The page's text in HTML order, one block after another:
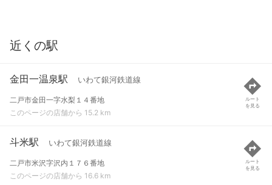
近くの駅
金田一温泉駅 いわて銀河鉄道線
二戸市金田一字水梨１４番地
このページの店舗から 15.2 km
ルート
を見る
斗米駅 いわて銀河鉄道線
二戸市米沢字沢内１７６番地
このページの店舗から 16.6 km
ルート
を見る